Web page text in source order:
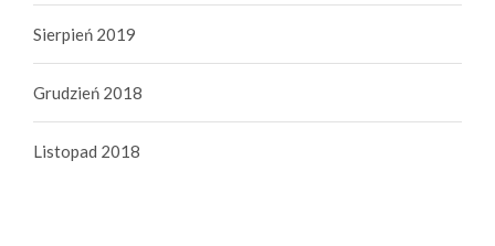
Sierpień 2019
Grudzień 2018
Listopad 2018